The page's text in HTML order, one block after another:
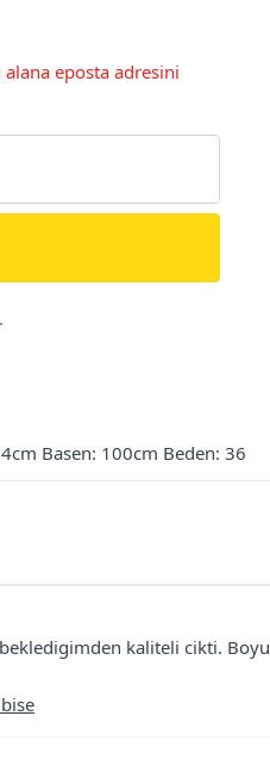
eposta adresini
Basen: 100cm Beden: 36
kaliteli cikti.